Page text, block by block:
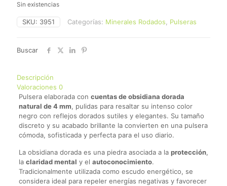
Sin existencias
SKU: 3951 Categorías: Minerales Rodados Pulseras
Buscar
Descripción
Valoraciones 0
Pulsera elaborada con cuentas de obsidiana dorada
natural de 4 mm, pulidas para resaltar su intenso color
negro con reflejos dorados sutiles y elegantes. Su tamaño
discreto y su acabado brillante la convierten en una pulsera
cómoda, sofisticada y perfecta para el uso diario.
La obsidiana dorada es una piedra asociada a la protección,
la claridad mental y el autoconocimiento.
Tradicionalmente utilizada como escudo energético, se
considera ideal para repeler energías negativas y favorecer